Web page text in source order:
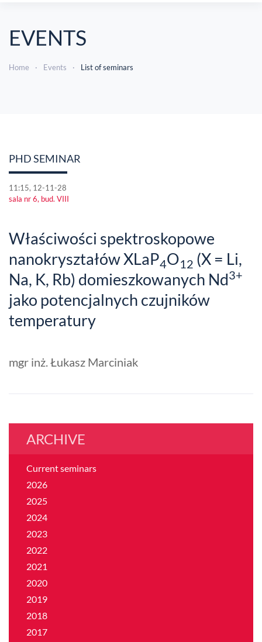
EVENTS
Home Events List of seminars
PHD SEMINAR
11:15, 12-11-28
sala nr 6, bud. VIII
Właściwości spektroskopowe
nanokryształów XLaP4O12 (X = Li,
Na, K, Rb) domieszkowanych Nd3+
jako potencjalnych czujników
temperatury
mgr inż. Łukasz Marciniak
ARCHIVE
Current seminars
2026
2025
2024
2023
2022
2021
2020
2019
2018
2017